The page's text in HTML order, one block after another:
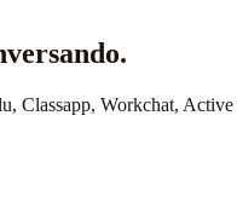
Classapp, Workchat,